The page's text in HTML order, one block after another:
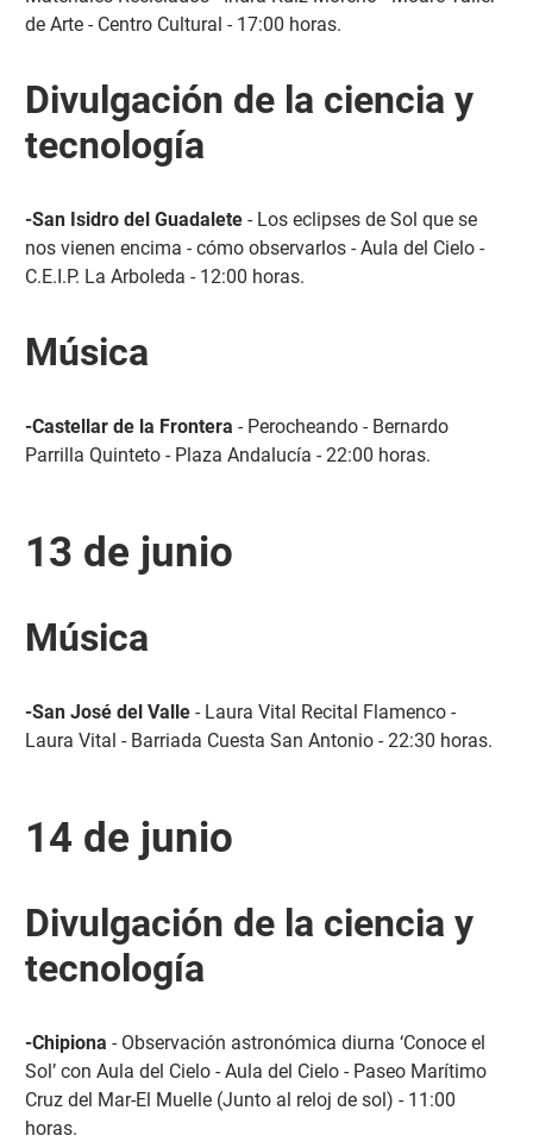
de Arte - Centro Cultural - 17:00 horas.
Divulgación de la ciencia y
tecnología
-San Isidro del Guadalete- Los eclipses de Sol que se
nos vienen encima - cómo observarlos - Aula del Cielo -
C.E.I.P. La Arboleda - 12:00 horas.
Música
-Castellar de la Frontera - Perocheando - Bernardo
Parrilla Quinteto - Plaza Andalucía - 22:00 horas.
13 de junio
Música
-San José del Valle- Laura Vital Recital Flamenco -
Laura Vital - Barriada Cuesta San Antonio - 22:30 horas.
14 de junio
Divulgación de la ciencia y
tecnología
-Chipiona - Observación astronómica diurna ‘Conoce el
Sol’ con Aula del Cielo - Aula del Cielo - Paseo Marítimo
Cruz del Mar-El Muelle (Junto al reloj de sol) - 11:00
horas.